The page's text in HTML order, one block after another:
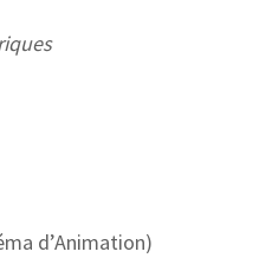
d’Animation)